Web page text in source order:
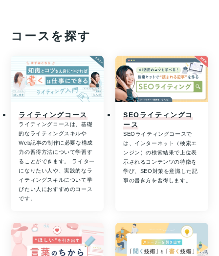
コースを探す
ライティングコース
ライティングコースは、基礎
的なライティングスキルや
Web記事の制作に必要な構成
力の習得方法について学習す
ることができます。 ライター
になりたい人や、実践的なラ
イティングスキルについて学
びたい人におすすめのコース
です。
SEOライティングコ
ース
SEOライティングコースで
は、インターネット（検索エ
ンジン）の検索結果で上位表
示されるコンテンツの特徴を
学び、SEO対策を意識した記
事の書き方を習得します。